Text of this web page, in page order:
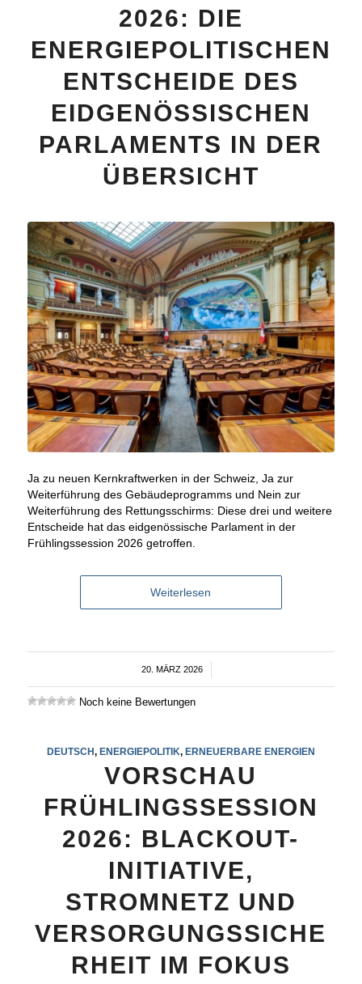
2026: DIE
ENERGIEPOLITISCHEN
ENTSCHEIDE DES
EIDGENÖSSISCHEN
PARLAMENTS IN DER
ÜBERSICHT
Ja zu neuen Kernkraftwerken in der Schweiz, Ja zur
Weiterführung des Gebäudeprogramms und Nein zur
Weiterführung des Rettungsschirms: Diese drei und weitere
Entscheide hat das eidgenössische Parlament in der
Frühlingssession 2026 getroffen.
Weiterlesen
20. MÄRZ 2026
/
Noch keine Bewertungen
DEUTSCH, ENERGIEPOLITIK, ERNEUERBARE ENERGIEN
VORSCHAU
FRÜHLINGSSESSION
2026: BLACKOUT-
INITIATIVE,
STROMNETZ UND
VERSORGUNGSSICHE
RHEIT IM FOKUS